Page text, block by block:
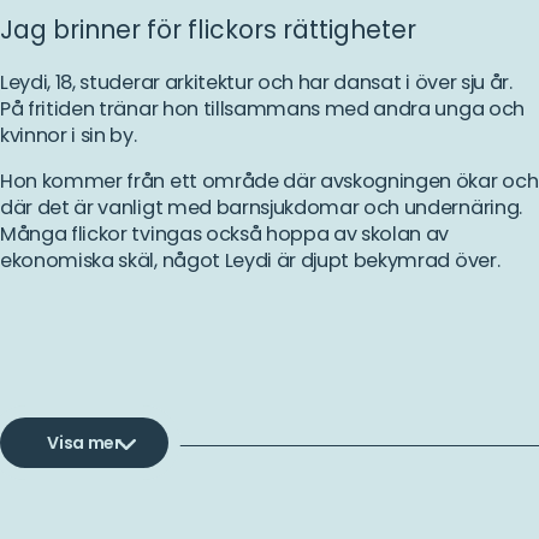
Jag brinner för flickors rättigheter
Leydi, 18, studerar arkitektur och har dansat i över sju år.
På fritiden tränar hon tillsammans med andra unga och
kvinnor i sin by.
Hon kommer från ett område där avskogningen ökar och
där det är vanligt med barnsjukdomar och undernäring.
Många flickor tvingas också hoppa av skolan av
ekonomiska skäl, något Leydi är djupt bekymrad över.
Plan Internationals arbete har inspirerat Leydi att lyfta
Visa mer
Läs